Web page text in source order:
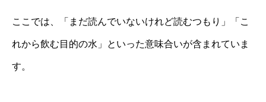
ここでは、「まだ読んでいないけれど読むつもり」「こ
れから飲む目的の水」といった意味合いが含まれていま
す。